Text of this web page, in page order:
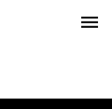
menu